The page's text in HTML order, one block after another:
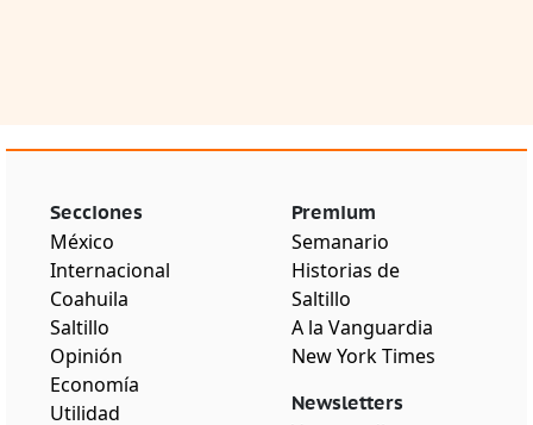
Secciones
México
Internacional
Coahuila
Saltillo
Opinión
Economía
Utilidad
Premium
Semanario
Historias de
Saltillo
A la Vanguardia
New York Times
Newsletters